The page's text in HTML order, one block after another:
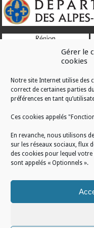
Gérer le
cookies
Notre site Internet utilise des
correct de certaines parties
préférences en tant
Ces cookies appelés
En revanche, nous utilisons
sur les réseaux sociaux, flux
des cookies pour lequel votre
sont appelés « Optionnels ».
RÉALISATION